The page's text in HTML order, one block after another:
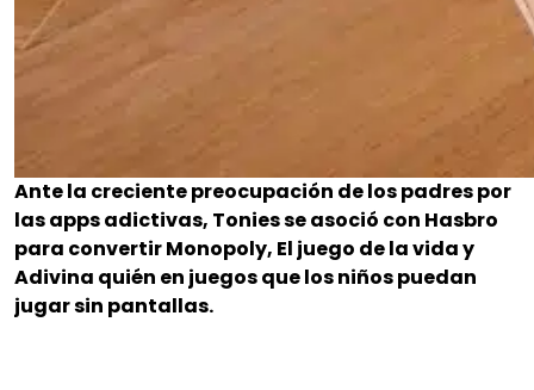
Ante la creciente preocupación de los padres por
las apps adictivas, Tonies se asoció con Hasbro
para convertir Monopoly, El juego de la vida y
Adivina quién en juegos que los niños puedan
jugar sin pantallas.